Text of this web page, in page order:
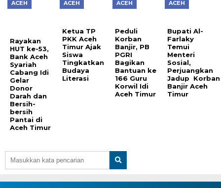
ACEH
Rayakan
HUT ke-53,
Bank Aceh
Syariah
Cabang Idi
Gelar
Donor
Darah dan
Bersih-
bersih
Pantai di
Aceh Timur
ACEH
Ketua TP
PKK Aceh
Timur Ajak
Siswa
Tingkatkan
Budaya
Literasi
ACEH
Peduli
Korban
Banjir, PB
PGRI
Bagikan
Bantuan ke
166 Guru
Korwil Idi
Aceh Timur
ACEH
Bupati Al-
Farlaky
Temui
Menteri
Sosial,
Perjuangkan
Jadup Korban
Banjir Aceh
Timur